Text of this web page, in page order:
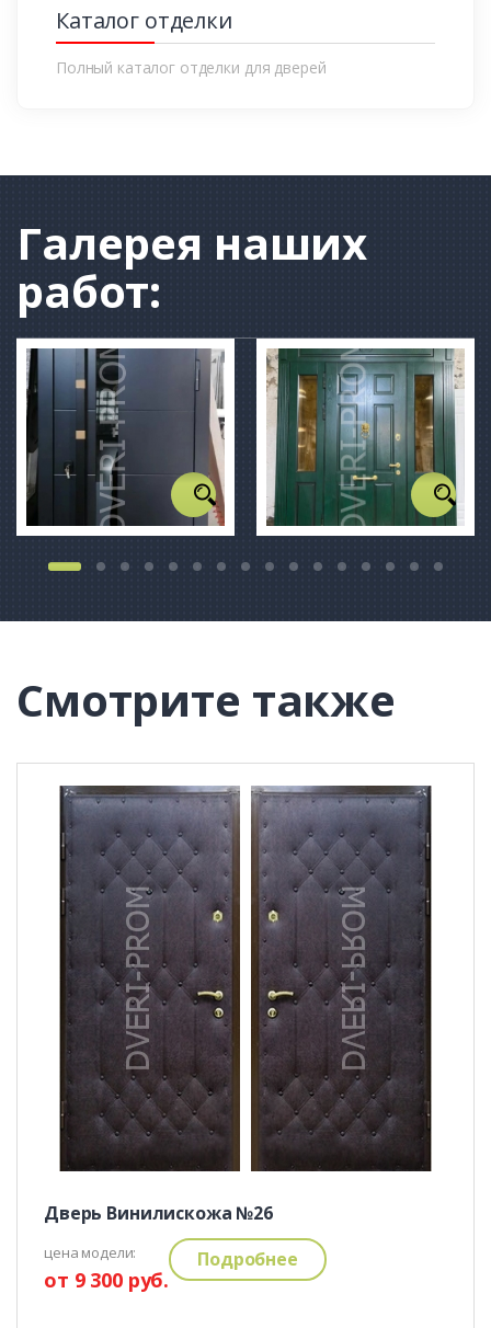
Каталог отделки
Полный каталог отделки для дверей
Галерея наших
работ:
Смотрите также
Дверь Винилискожа №26
цена модели:
от 9 300 руб.
Подробнее